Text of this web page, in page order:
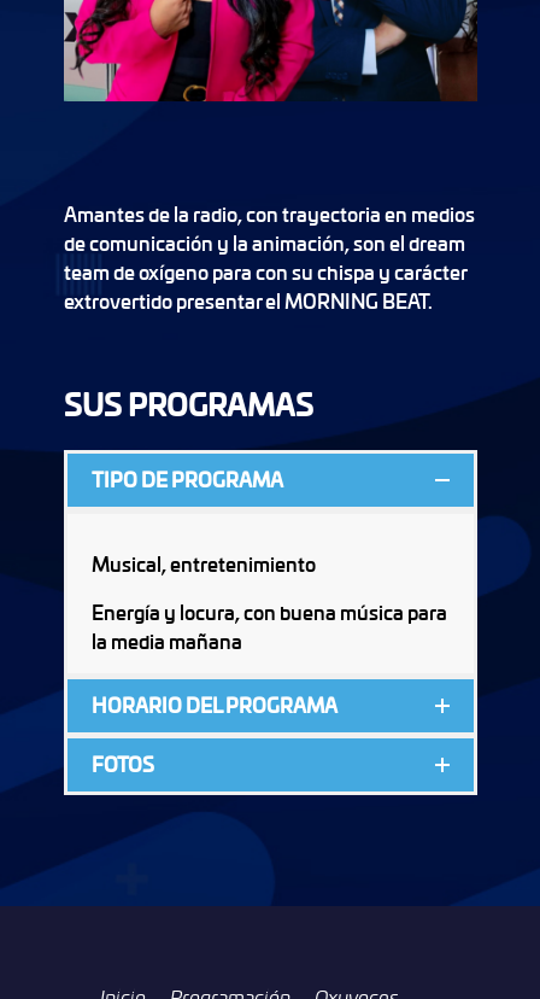
Amantes de la radio, con trayectoria en medios
de comunicación y la animación, son el dream
team de oxígeno para con su chispa y carácter
extrovertido presentar el MORNING BEAT.
SUS PROGRAMAS
TIPO DE PROGRAMA
Musical, entretenimiento
Energía y locura, con buena música para
la media mañana
HORARIO DEL PROGRAMA
FOTOS